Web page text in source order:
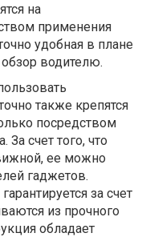
на
применения
удобная в плане
водителю.
также крепятся
посредством
счет того, что
ее можно
гаджетов.
за счет
из прочного
обладает